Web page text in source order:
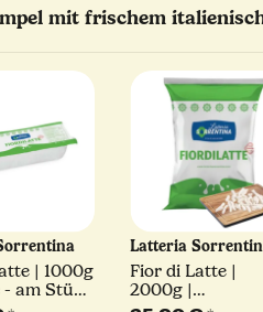
mit frischem
| 1000g
am Stück
Latteria
Fior di Latte |
2000g |